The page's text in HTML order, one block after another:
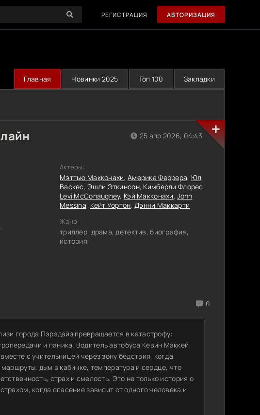
РЕГИСТРАЦИЯ АВТОРИЗАЦИЯ
Главная Новинки 2025 Топ 100 Закладки
0
25 апр 2026, 04:43
Актеры:
Мэттью Макконахи,Америка Феррера, Юл
Васкес,Эшли Эткинсон, Кимберли Флорес,
Levi McConaughey, Кэй Макконахи,John
Messina, Кейт Уортон,Дэнни Маккарти
Жанр:
триллер, драма, детектив, биография,
история
города Пэрэдайз превращается в катастрофу:
и паника. Водитель автобуса Кевин Маккей
с учительницей через зону бедствия, когда
дым в кабинке, температура и сердце, что
страх и смелость. Это не только история о
когда спасение зависит от одного человека и